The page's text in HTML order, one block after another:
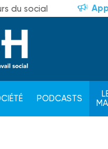
du social
PODCASTS